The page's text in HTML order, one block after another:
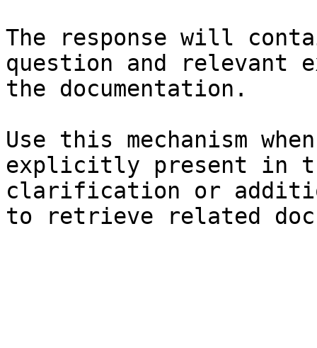
The response will
question and relevant
the documentation.
Use this mechanism
explicitly present in
clarification or